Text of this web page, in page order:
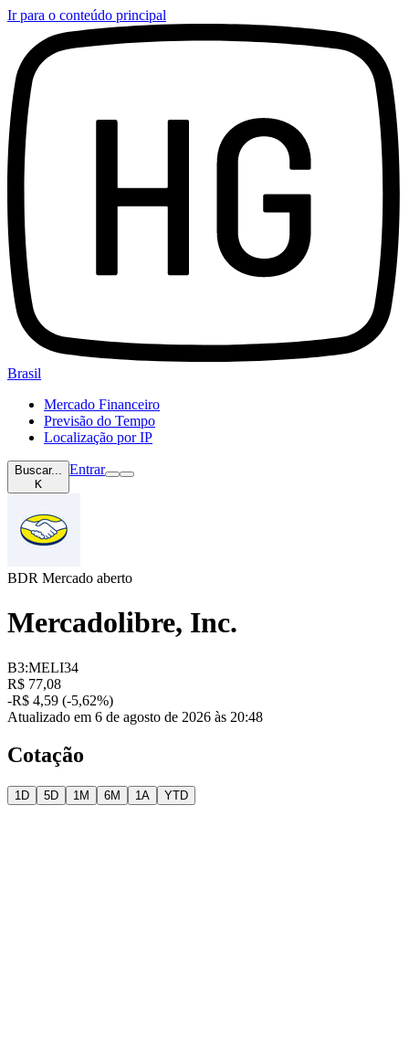
Ir para o conteúdo principal
Brasil
Mercado Financeiro
Previsão do Tempo
Localização por IP
Buscar...
K
Entrar
BDR Mercado aberto
Mercadolibre, Inc.
B3:MELI34
R$ 77,08
-R$ 4,59 (-5,62%)
Atualizado em 6 de agosto de 2026 às 20:48
Cotação
1D 5D 1M 6M 1A YTD